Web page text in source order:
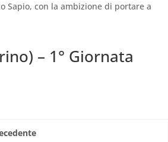
Sapio, con la ambizione di portare a
– 1° Giornata